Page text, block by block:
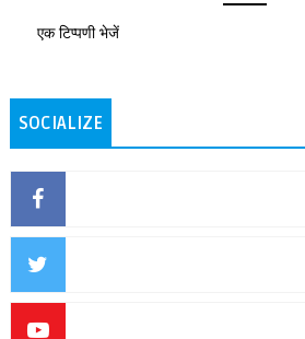
एक टिप्पणी भेजें
SOCIALIZE